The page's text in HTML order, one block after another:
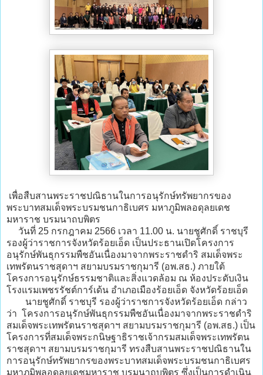
เพื่อสืบสานพระราชปณิธานในการอนุรักษ์ทรัพยากรของ
พระบาทสมเด็จพระบรมชนกาธิเบศร มหาภูมิพลอดุลยเดช
มหาราช บรมนาถบพิตร
วันที่ 25 กรกฎาคม 2566 เวลา 11.00 น. นายชูศักดิ์ ราชบุรี
รองผู้ว่าราชการจังหวัดร้อยเอ็ด เป็นประธานเปิดโครงการ
อนุรักษ์พันธุกรรมพืชอันเนื่องมาจากพระราชดำริ สมเด็จพระ
เทพรัตนราชสุดาฯ สยามบรมราชกุมารี (อพ.สธ.) ภายใต้
โครงการอนุรักษ์ธรรมชาติและสิ่งแวดล้อม ณ ห้องประดับเงิน
โรงแรมเพชรรัชต์การ์เด้น อำเภอเมืองร้อยเอ็ด จังหวัดร้อยเอ็ด
นายชูศักดิ์ ราชบุรี รองผู้ว่าราชการจังหวัดร้อยเอ็ด กล่าว
ว่า โครงการอนุรักษ์พันธุกรรมพืชอันเนื่องมาจากพระราชดำริ
สมเด็จพระเทพรัตนราชสุดาฯ สยามบรมราชกุมารี (อพ.สธ.) เป็น
โครงการที่สมเด็จพระกนิษฐาธิราชเจ้ากรมสมเด็จพระเทพรัตน
ราชสุดาฯ สยามบรมราชกุมารี ทรงสืบสานพระราชปณิธานใน
การอนุรักษ์ทรัพยากรของพระบาทสมเด็จพระบรมชนกาธิเบศร
มหาภูมิพลอดุลยเดชมหาราช บรมนาถบพิตร ซึ่งเป็นการดำเนิน